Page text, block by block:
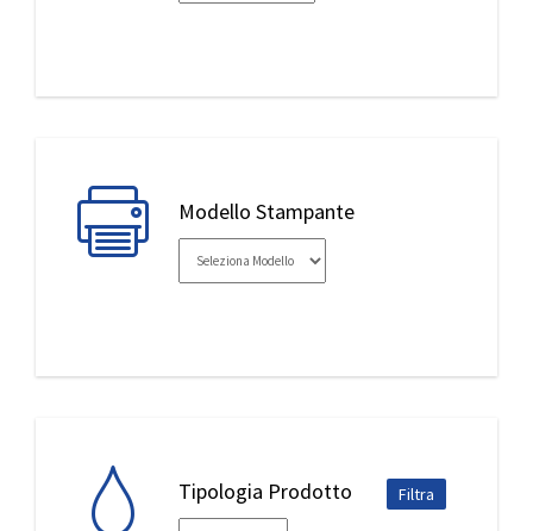
Modello Stampante
Tipologia Prodotto